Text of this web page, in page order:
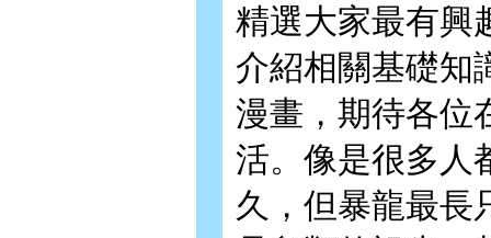
精選大家最有興
介紹相關基礎知
漫畫，期待各位
活。像是很多人
久，但暴龍最長